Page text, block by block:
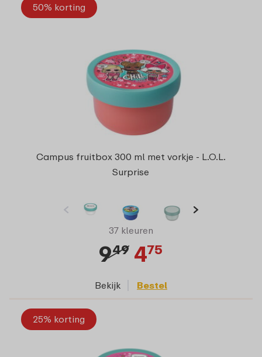
50% korting
Campus fruitbox 300 ml met vorkje - L.O.L.
Surprise
37 kleuren
949 475
Bekijk Bestel
25% korting